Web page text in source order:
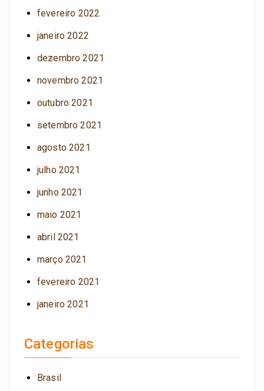
fevereiro 2022
janeiro 2022
dezembro 2021
novembro 2021
outubro 2021
setembro 2021
agosto 2021
julho 2021
junho 2021
maio 2021
abril 2021
março 2021
fevereiro 2021
janeiro 2021
Categorias
Brasil